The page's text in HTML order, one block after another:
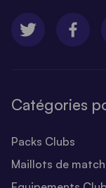
Catégories
Packs Clubs
Maillots de match